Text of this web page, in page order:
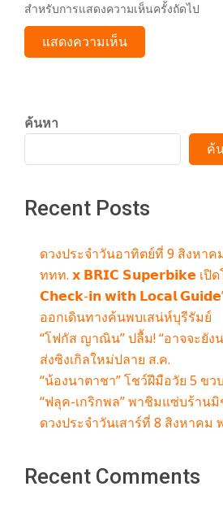
สำหรับการแสดงความเห็นครั้งถัดไป
ค้นหา
ค้
Recent Posts
ดวงประจำวันอาทิตย์ที่ 9 สิงหาค
ททท. 𝘅 𝗕𝗥𝗜𝗖 𝗦𝘂𝗽𝗲𝗿𝗯𝗶𝗸𝗲 เปิด
𝗖𝗵𝗲𝗰𝗸-𝗶𝗻 𝘄𝗶𝘁𝗵 𝗟𝗼𝗰𝗮𝗹
ออกเดินทางค้นพบเสน่ห์บุรีรัมย์
“โฟกัส ญาณิน” ปลื้ม! “อาจจะยัง
ส่งซิงเกิลใหม่ปลาย ส.ค.
“น้องนาตาชา” โชว์ฝีมือวัย 5 ข
“ฟลุค-เกริกพล” พาชิมแซ่บร้าน
ดวงประจำวันเสาร์ที่ 8 สิงหาคม
Recent Comments